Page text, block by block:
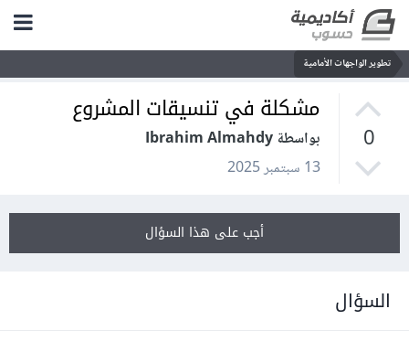
تطوير الواجهات الأمامية
0
مشكلة في تنسيقات المشروع
بواسطة Ibrahim Almahdy
13 سبتمبر 2025
أجب على هذا السؤال
السؤال